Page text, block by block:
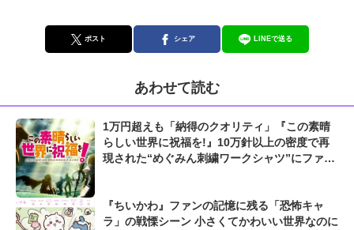
ポスト シェア LINEで送る
あわせて読む
1万円超えも「納得のクオリティ」『この素晴
らしい世界に祝福を!』10万針以上の密度で再
現された“めぐみん刺繍ワークシャツ”にファン
『ちいかわ』ファンの記憶に残る「恐怖キャ
ラ」の戦慄シーン 小さくてかわいい世界なのに